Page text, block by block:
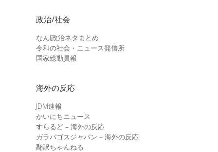
政治/社会
なんJ政治ネタまとめ
令和の社会・ニュース発信所
国家総動員報
海外の反応
JDM速報
かいにちニュース
すらるど – 海外の反応
ガラパゴスジャパン – 海外の反応
翻訳ちゃんねる